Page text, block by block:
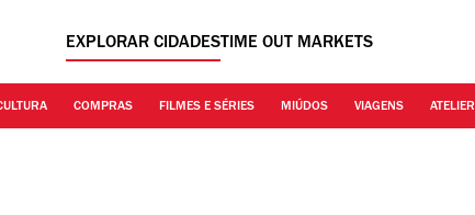
EXPLORAR CIDADESTIME OUT MARKETS
COMPRAS FILMES E SÉRIES MIÚDOS VIAGENS ATELIER